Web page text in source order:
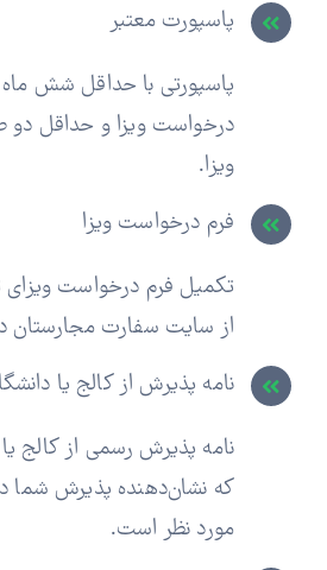
پاسپورت معتبر
پاسپورتی با حداقل شش ماه
درخواست ویزا و حداقل دو
ویزا.
فرم درخواست ویزا
تکمیل فرم درخواست ویزای
از سایت سفارت مجارستان
نامه پذیرش از کالج یا
نامه پذیرش رسمی از کالج
که نشان‌دهنده پذیرش شما
مورد نظر است.